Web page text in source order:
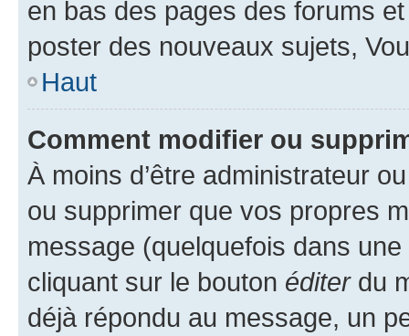
en bas des pages des forums
poster des nouveaux sujets,
Haut
Comment modifier ou
À moins d’être administrateur
ou supprimer que vos propres
message (quelquefois dans
cliquant sur le bouton éditerdu
déjà répondu au message, un